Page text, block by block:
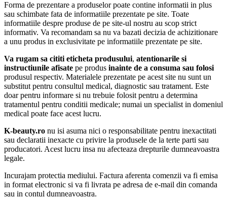
Forma de prezentare a produselor poate contine informatii in plus
sau schimbate fata de informatiile prezentate pe site. Toate
informatiile despre produse de pe site-ul nostru au scop strict
informativ. Va recomandam sa nu va bazati decizia de achizitionare
a unu produs in exclusivitate pe informatiile prezentate pe site.
Va rugam sa cititi eticheta produsului, atentionarile si
instructiunile afisate pe produs inainte de a consuma sau folosi
produsul respectiv. Materialele prezentate pe acest site nu sunt un
substitut pentru consultul medical, diagnostic sau tratament. Este
doar pentru informare si nu trebuie folosit pentru a determina
tratamentul pentru conditii medicale; numai un specialist in domeniul
medical poate face acest lucru.
K-beauty.ro nu isi asuma nici o responsabilitate pentru inexactitati
sau declaratii inexacte cu privire la produsele de la terte parti sau
producatori. Acest lucru insa nu afecteaza drepturile dumneavoastra
legale.
Incurajam protectia mediului. Factura aferenta comenzii va fi emisa
in format electronic si va fi livrata pe adresa de e-mail din comanda
sau in contul dumneavoastra.